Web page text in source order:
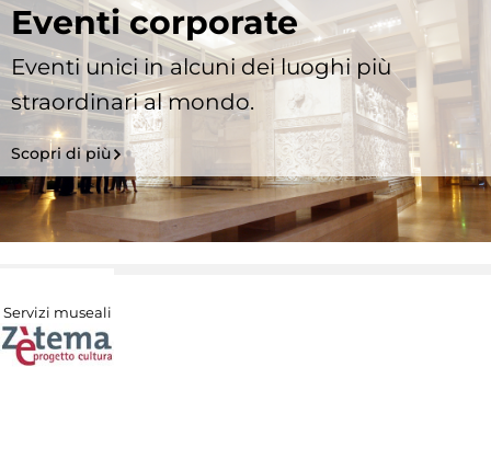
Eventi corporate
Eventi unici in alcuni dei luoghi più
straordinari al mondo.
Scopri di più
Servizi museali